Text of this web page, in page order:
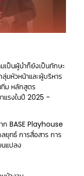
เป็นผู้นำก็ยังเป็นทักษะ
ลุ่มหัวหน้าและผู้บริหาร
ทีม หลักสูตร
แรงในปี 2025 -
BASE Playhouse
ยุทธ์ การสื่อสาร การ
นแปลง